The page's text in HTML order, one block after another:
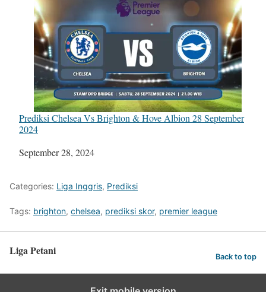
Prediksi Chelsea Vs Brighton & Hove Albion 28 September
2024
Tanggal
September 28, 2024
Categories: Liga Inggris, Prediksi
Tags: brighton, chelsea, prediksi skor, premier league
Liga Petani Back to top